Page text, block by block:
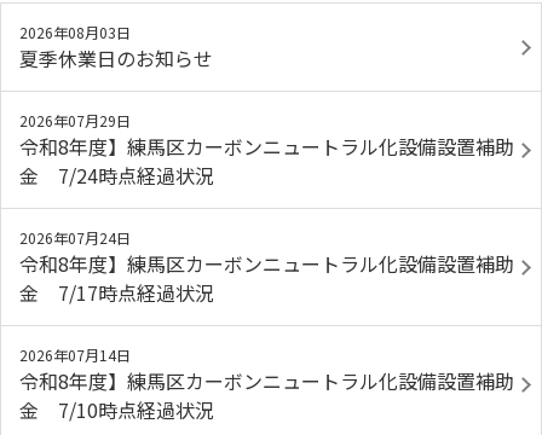
2026年08月03日
夏季休業日のお知らせ
2026年07月29日
令和8年度】練馬区カーボンニュートラル化設備設置補助
金 7/24時点経過状況
2026年07月24日
令和8年度】練馬区カーボンニュートラル化設備設置補助
金 7/17時点経過状況
2026年07月14日
令和8年度】練馬区カーボンニュートラル化設備設置補助
金 7/10時点経過状況